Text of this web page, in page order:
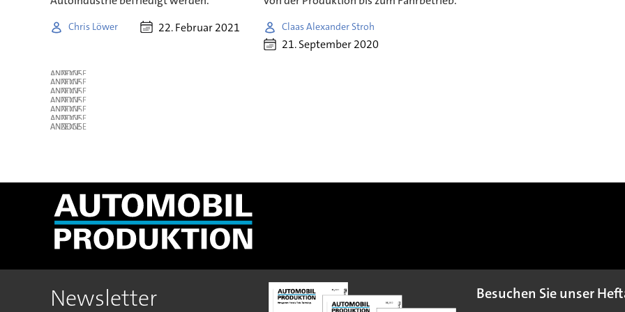
Chris Löwer 22. Februar 2021 Claas Alexander Stroh
21. September 2020
ANZEIGE
ANZEIGE
ANZEIGE
ANZEIGE
ANZEIGE
ANZEIGE
ANZEIGE
Newsletter Besuchen Sie unser